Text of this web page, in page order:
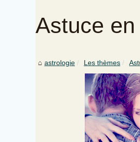
Astuce
astrologie Les thèmes